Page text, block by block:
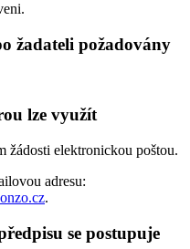
žadateli požadovány
lze využít
žádosti elektronickou poštou.
adresu:
.
se postupuje